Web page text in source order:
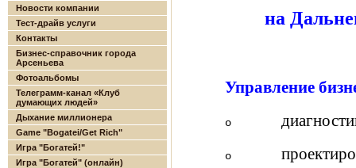
Новости компании
Тест-драйв услуги
Контакты
Бизнес-справочник города
Арсеньева
Фотоальбомы
Телеграмм-канал «Клуб
думающих людей»
Дыхание миллионера
Game "Bogatei/Get Rich"
Игра "Богатей!"
Игра "Богатей" (онлайн)
на
Управление
o
o